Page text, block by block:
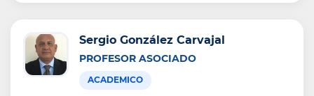
Sergio González Carvajal
PROFESOR ASOCIADO
ACADEMICO